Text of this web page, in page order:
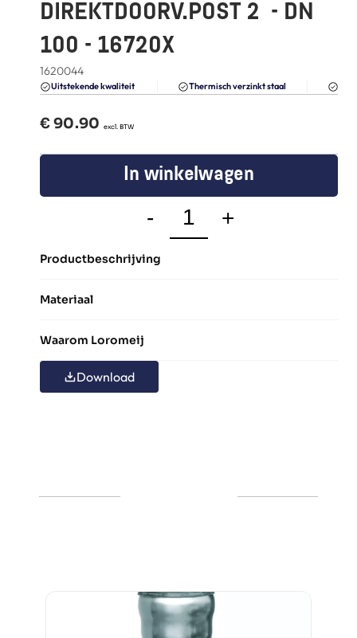
Blogs
DIREKTDOORV.POST 2  - DN
100 - 16720X
1620044
Uitstekende kwaliteit Thermisch verzinkt staal
€ 90.90
  excl. BTW
In winkelwagen
- +
Productbeschrijving
Materiaal
Waarom Loromeij
Download